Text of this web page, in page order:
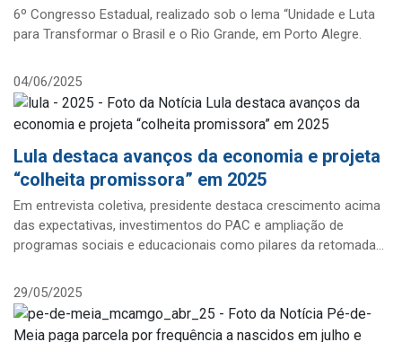
6º Congresso Estadual, realizado sob o lema “Unidade e Luta
para Transformar o Brasil e o Rio Grande, em Porto Alegre.
04/06/2025
Lula destaca avanços da economia e projeta
“colheita promissora” em 2025
Em entrevista coletiva, presidente destaca crescimento acima
das expectativas, investimentos do PAC e ampliação de
programas sociais e educacionais como pilares da retomada
Editado 03/06/2025
29/05/2025